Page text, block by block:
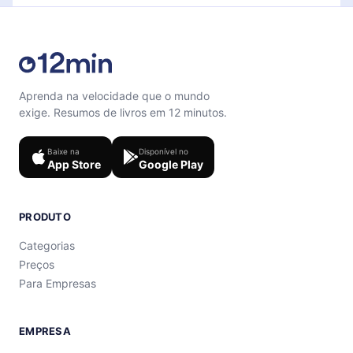
Aprenda na velocidade que o mundo
exige. Resumos de livros em 12 minutos.
Baixe na
App Store
Disponível no
Google Play
PRODUTO
Categorias
Preços
Para Empresas
EMPRESA